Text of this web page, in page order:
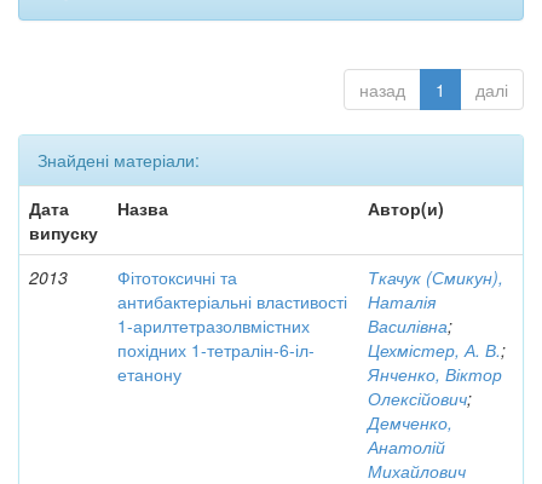
назад 1 далі
Знайдені матеріали:
Дата
випуску
Назва Автор(и)
2013
Фітотоксичні та
антибактеріальні властивості
1-арилтетразолвмістних
похідних 1-тетралін-6-іл-
етанону
Ткачук (Смикун),
Наталія
Василівна;
Цехмістер, А. В.;
Янченко, Віктор
Олексійович;
Демченко,
Анатолій
Михайлович